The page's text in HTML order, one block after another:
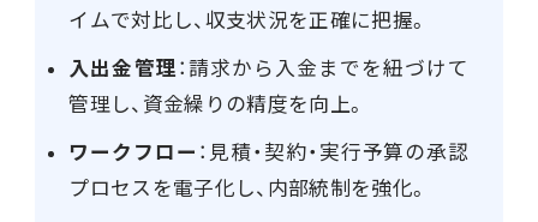
イムで対比し、収支状況を正確に把握。
入出金管理 ：請求から入金までを紐づけて
管理し、資金繰りの精度を向上。
ワークフロー ：見積・契約・実行予算の承認
プロセスを電子化し、内部統制を強化。